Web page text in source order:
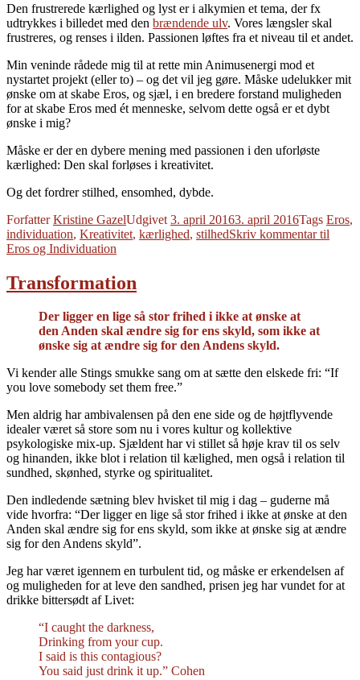
Den frustrerede kærlighed og lyst er i alkymien et tema, der fx
udtrykkes i billedet med den brændende ulv. Vores længsler skal
frustreres, og renses i ilden. Passionen løftes fra et niveau til et andet.
Min veninde rådede mig til at rette min Animusenergi mod et
nystartet projekt (eller to) – og det vil jeg gøre. Måske udelukker mit
ønske om at skabe Eros, og sjæl, i en bredere forstand muligheden
for at skabe Eros med ét menneske, selvom dette også er et dybt
ønske i mig?
Måske er der en dybere mening med passionen i den uforløste
kærlighed: Den skal forløses i kreativitet.
Og det fordrer stilhed, ensomhed, dybde.
ForfatterKristine GazelUdgivet 3. april 20163. april 2016Tags Eros,
individuation, Kreativitet, kærlighed, stilhedSkriv kommentartil
Eros og Individuation
Transformation
Der ligger en lige så stor frihed i ikke at ønske at
den Anden skal ændre sig for ens skyld, som ikke at
ønske sig at ændre sig for den Andens skyld.
Vi kender alle Stings smukke sang om at sætte den elskede fri: “If
you love somebody set them free.”
Men aldrig har ambivalensen på den ene side og de højtflyvende
idealer været så store som nu i vores kultur og kollektive
psykologiske mix-up. Sjældent har vi stillet så høje krav til os selv
og hinanden, ikke blot i relation til kælighed, men også i relation til
sundhed, skønhed, styrke og spiritualitet.
Den indledende sætning blev hvisket til mig i dag – guderne må
vide hvorfra: “Der ligger en lige så stor frihed i ikke at ønske at den
Anden skal ændre sig for ens skyld, som ikke at ønske sig at ændre
sig for den Andens skyld”.
Jeg har været igennem en turbulent tid, og måske er erkendelsen af
og muligheden for at leve den sandhed, prisen jeg har vundet for at
drikke bittersødt af Livet:
“I caught the darkness,
Drinking from your cup.
I said is this contagious?
You said just drink it up.” Cohen